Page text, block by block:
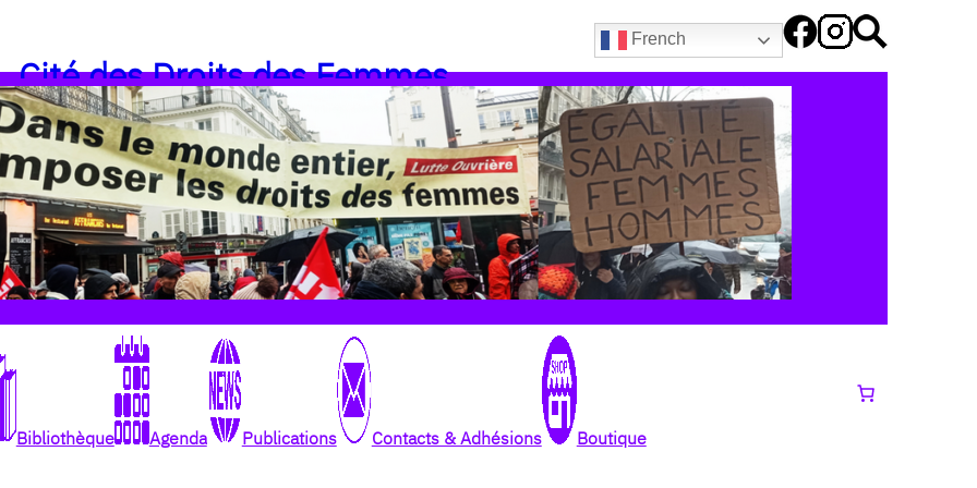
French
Cité des Droits des Femmes
Bibliothèque Agenda Publications Contacts & Adhésions Boutique